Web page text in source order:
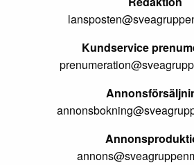
Kundservice